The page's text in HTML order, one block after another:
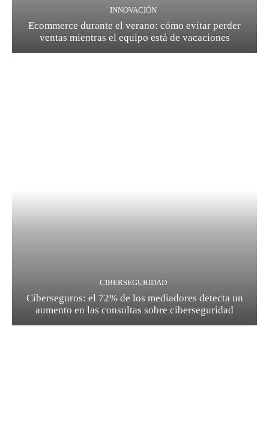
INNOVACIÓN
Ecommerce durante el verano: cómo evitar perder
ventas mientras el equipo está de vacaciones
CIBERSEGURIDAD
Ciberseguros: el 72% de los mediadores detecta un
aumento en las consultas sobre ciberseguridad